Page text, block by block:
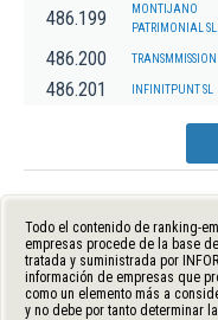
486.199
MONTIJANO
PATRIMONIAL SL.
486.200 TRANSMMISSION
486.201 INFINITPUNT SL
Todo el contenido de ranking-
empresas procede de la base de
tratada y suministrada por
información de empresas que
como un elemento más a
y no debe por tanto determinar